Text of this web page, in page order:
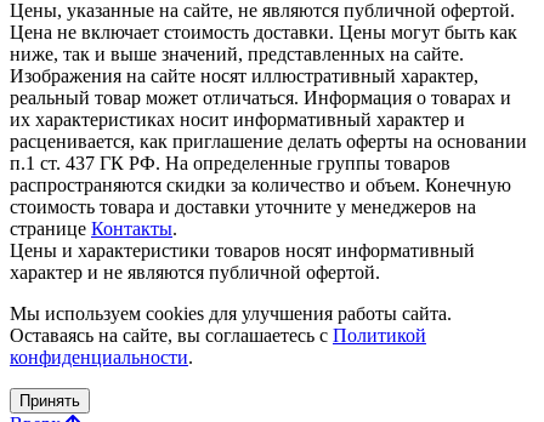
Цены, указанные на сайте, не являются публичной офертой.
Цена не включает стоимость доставки. Цены могут быть как
ниже, так и выше значений, представленных на сайте.
Изображения на сайте носят иллюстративный характер,
реальный товар может отличаться. Информация о товарах и
их характеристиках носит информативный характер и
расценивается, как приглашение делать оферты на основании
п.1 ст. 437 ГК РФ. На определенные группы товаров
распространяются скидки за количество и объем. Конечную
стоимость товара и доставки уточните у менеджеров на
странице Контакты.
Цены и характеристики товаров носят информативный
характер и не являются публичной офертой.
Мы используем cookies для улучшения работы сайта.
Оставаясь на сайте, вы соглашаетесь с Политикой
конфиденциальности.
Принять